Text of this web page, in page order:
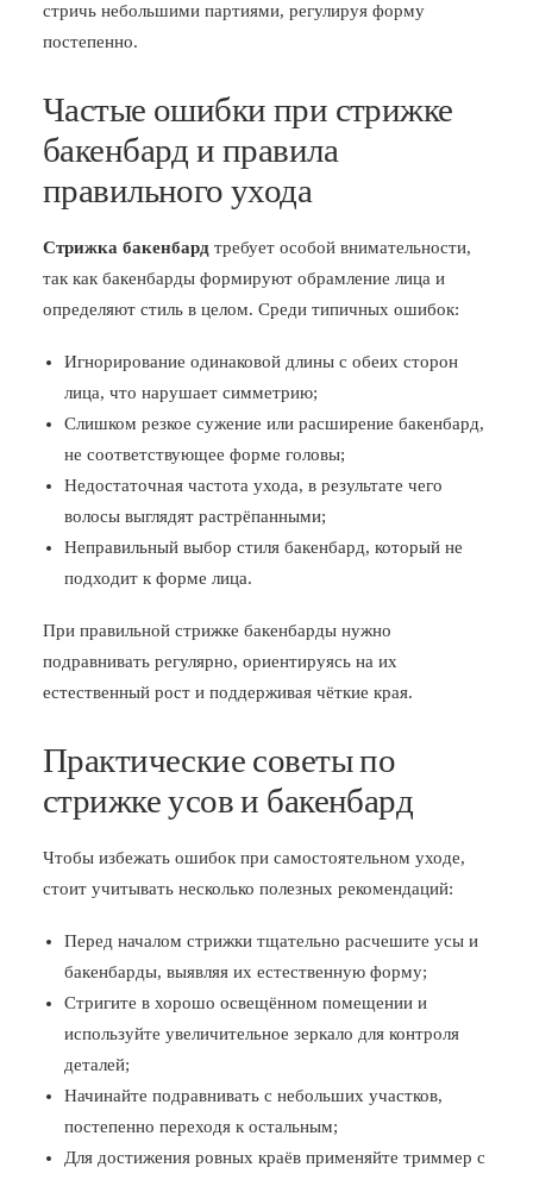
стричь небольшими партиями, регулируя форму
постепенно.
Частые ошибки при стрижке
бакенбард и правила
правильного ухода
Стрижка бакенбард требует особой внимательности,
так как бакенбарды формируют обрамление лица и
определяют стиль в целом. Среди типичных ошибок:
Игнорирование одинаковой длины с обеих сторон
лица, что нарушает симметрию;
Слишком резкое сужение или расширение бакенбард,
не соответствующее форме головы;
Недостаточная частота ухода, в результате чего
волосы выглядят растрёпанными;
Неправильный выбор стиля бакенбард, который не
подходит к форме лица.
При правильной стрижке бакенбарды нужно
подравнивать регулярно, ориентируясь на их
естественный рост и поддерживая чёткие края.
Практические советы по
стрижке усов и бакенбард
Чтобы избежать ошибок при самостоятельном уходе,
стоит учитывать несколько полезных рекомендаций:
Перед началом стрижки тщательно расчешите усы и
бакенбарды, выявляя их естественную форму;
Стригите в хорошо освещённом помещении и
используйте увеличительное зеркало для контроля
деталей;
Начинайте подравнивать с небольших участков,
постепенно переходя к остальным;
Для достижения ровных краёв применяйте триммер с